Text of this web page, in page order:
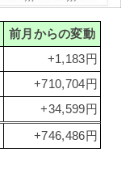
前月からの変動
+1,183円
+710,704円
+34,599円
+746,486円